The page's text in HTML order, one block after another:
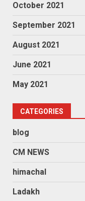
October 2021
September 2021
August 2021
June 2021
May 2021
CATEGORIES
blog
CM NEWS
himachal
Ladakh